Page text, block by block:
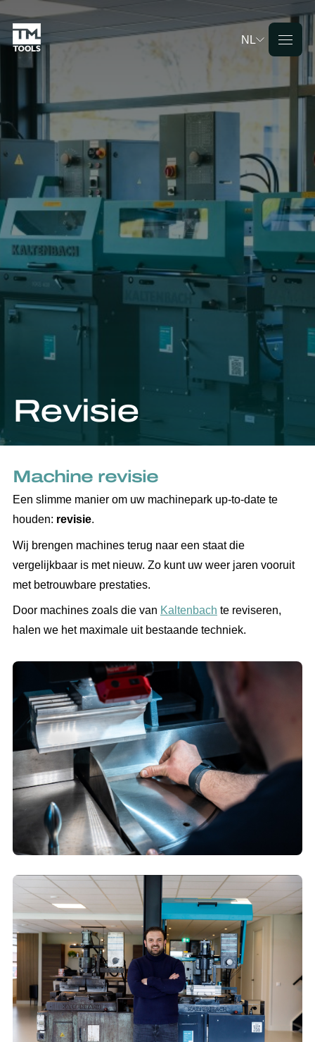
NL
English
Français
Nederlands
Revisie
Machine revisie
Een slimme manier om uw machinepark up-to-date te
houden: revisie.
Wij brengen machines terug naar een staat die
vergelijkbaar is met nieuw. Zo kunt uw weer jaren vooruit
met betrouwbare prestaties.
Door machines zoals die van Kaltenbach te reviseren,
halen we het maximale uit bestaande techniek.